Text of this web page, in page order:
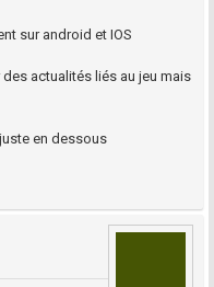
sur android et IOS
actualités liés au jeu mais
en dessous